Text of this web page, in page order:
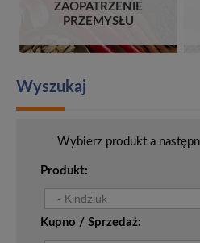
ZAOPATRZENIE
PRZEMYSŁU
Wyszukaj
Wybierz produkt a
Produkt:
Kupno / Sprzedaż: